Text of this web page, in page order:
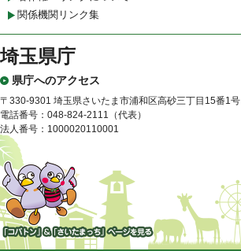
関係機関リンク集
埼玉県庁
県庁へのアクセス
〒330-9301 埼玉県さいたま市浦和区高砂三丁目15番1号
電話番号：048-824-2111（代表）
法人番号：1000020110001
「コバトン」&「さいたまっ